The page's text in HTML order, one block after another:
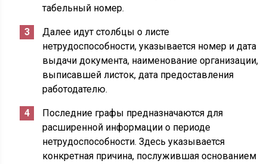
табельный номер.
Далее идут столбцы о листе
нетрудоспособности, указывается номер и дата
выдачи документа, наименование организации,
выписавшей листок, дата предоставления
работодателю.
Последние графы предназначаются для
расширенной информации о периоде
нетрудоспособности. Здесь указывается
конкретная причина, послужившая основанием